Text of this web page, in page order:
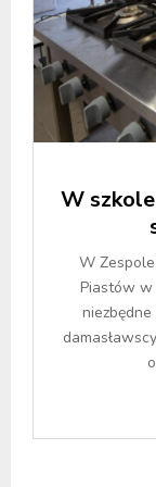
W
W Zespole
Piastów w